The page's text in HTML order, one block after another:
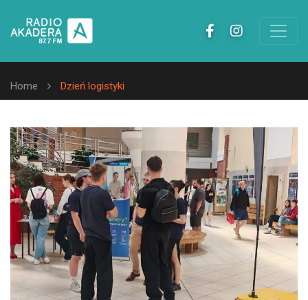
Home Dzień logistyki